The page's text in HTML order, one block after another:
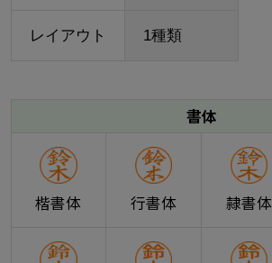
レイアウト 1種類
書体
楷書体 行書体 隷書体